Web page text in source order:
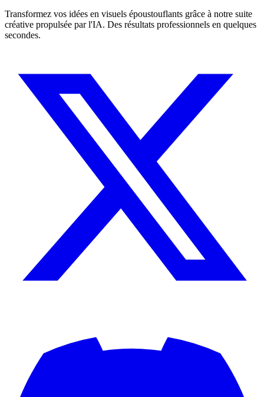
Transformez vos idées en visuels époustouflants grâce à notre suite
créative propulsée par l'IA. Des résultats professionnels en quelques
secondes.